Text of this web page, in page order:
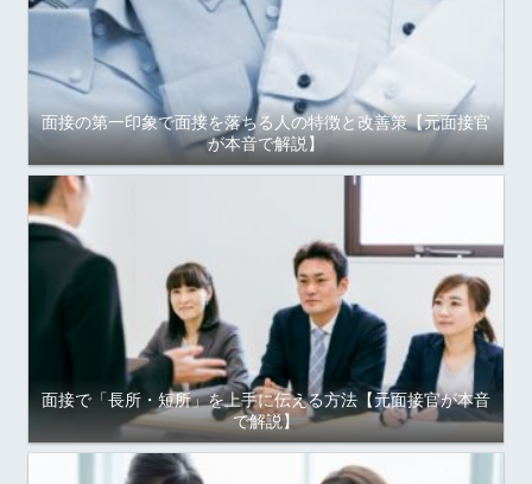
面接の第一印象で面接を落ちる人の特徴と改善策【元面接官
が本音で解説】
面接で「長所・短所」を上手に伝える方法【元面接官が本音
で解説】